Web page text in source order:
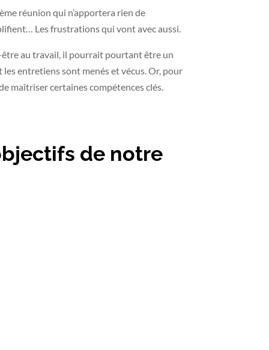
réunion qui n’apportera rien de
Les frustrations qui vont avec aussi.
être au travail, il pourrait pourtant être un
entretiens sont menés et vécus. Or, pour
maîtriser certaines compétences clés.
de notre